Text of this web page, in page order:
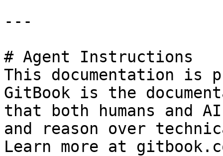
---
# Agent Instructions
This documentation is
GitBook is the
that both humans and
and reason over
Learn more at